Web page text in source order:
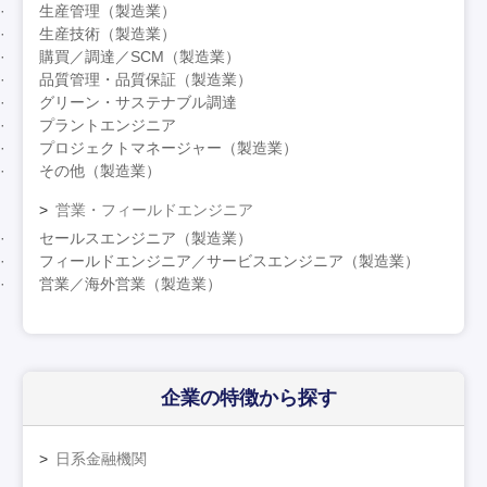
生産管理（製造業）
生産技術（製造業）
購買／調達／SCM（製造業）
品質管理・品質保証（製造業）
グリーン・サステナブル調達
プラントエンジニア
プロジェクトマネージャー（製造業）
その他（製造業）
営業・フィールドエンジニア
セールスエンジニア（製造業）
フィールドエンジニア／サービスエンジニア（製造業）
営業／海外営業（製造業）
企業の特徴から探す
日系金融機関